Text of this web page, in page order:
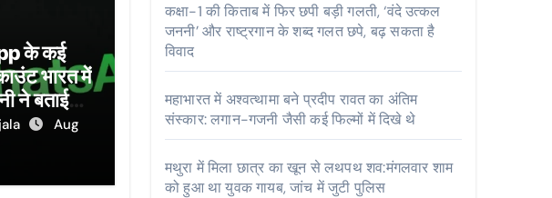
के कई
भारत में
ने बताई
भी तोAug
कक्षा-1 की किताब में फिर छपी बड़ी गलती, ‘वंदे उत्कल
जननी’ और राष्ट्रगान के शब्द गलत छपे, बढ़ सकता है
विवाद
महाभारत में अश्वत्थामा बने प्रदीप रावत का अंतिम
संस्कार: लगान-गजनी जैसी कई फिल्मों में दिखे थे
मथुरा में मिला छात्र का खून से लथपथ शव:मंगलवार शाम
को हुआ था युवक गायब, जांच में जुटी पुलिस